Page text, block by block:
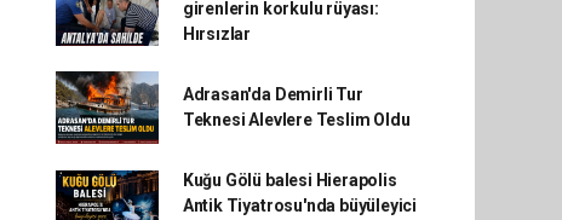
girenlerin korkulu rüyası:
Hırsızlar
Adrasan'da Demirli Tur
Teknesi Alevlere Teslim Oldu
Kuğu Gölü balesi Hierapolis
Antik Tiyatrosu'nda büyüleyici